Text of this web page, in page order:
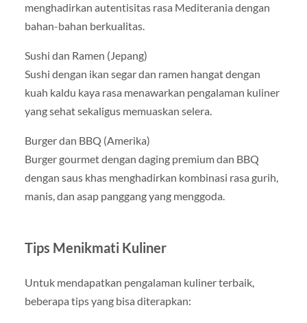
menghadirkan autentisitas rasa Mediterania dengan
bahan-bahan berkualitas.
Sushi dan Ramen (Jepang)
Sushi dengan ikan segar dan ramen hangat dengan
kuah kaldu kaya rasa menawarkan pengalaman kuliner
yang sehat sekaligus memuaskan selera.
Burger dan BBQ (Amerika)
Burger gourmet dengan daging premium dan BBQ
dengan saus khas menghadirkan kombinasi rasa gurih,
manis, dan asap panggang yang menggoda.
Tips Menikmati Kuliner
Untuk mendapatkan pengalaman kuliner terbaik,
beberapa tips yang bisa diterapkan: